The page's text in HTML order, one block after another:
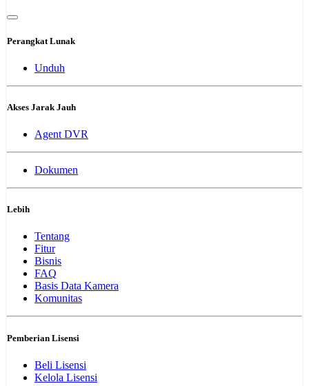
Perangkat Lunak
Unduh
Akses Jarak Jauh
Agent DVR
Dokumen
Lebih
Tentang
Fitur
Bisnis
FAQ
Basis Data Kamera
Komunitas
Pemberian Lisensi
Beli Lisensi
Kelola Lisensi